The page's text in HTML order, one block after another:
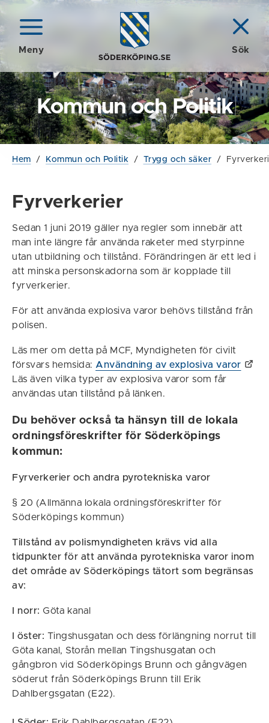
Meny Sök
Kommun och Politik
Hem / Kommun och Politik / Trygg och säker /
Fyrverkerier
Sedan 1 juni 2019 gäller nya regler som innebär att
man inte längre får använda raketer med styrpinne
utan utbildning och tillstånd. Förändringen är ett led i
att minska personskadorna som är kopplade till
fyrverkerier.
För att använda explosiva varor behövs tillstånd från
polisen.
Läs mer om detta på MCF, Myndigheten för civilt
försvars hemsida: Användning av explosiva varor
Läs även vilka typer av explosiva varor som får
användas utan tillstånd på länken.
Du behöver också ta hänsyn till de lokala
ordningsföreskrifter för Söderköpings
kommun:
Fyrverkerier och andra pyrotekniska varor
§ 20 (Allmänna lokala ordningsföreskrifter för
Söderköpings kommun)
Tillstånd av polismyndigheten krävs vid alla
tidpunkter för att använda pyrotekniska varor inom
det område av Söderköpings tätort som begränsas
av:
I norr: Göta kanal
I öster: Tingshusgatan och dess förlängning norrut till
Göta kanal, Storån mellan Tingshusgatan och
gångbron vid Söderköpings Brunn och gångvägen
söderut från Söderköpings Brunn till Erik
Dahlbergsgatan (E22).